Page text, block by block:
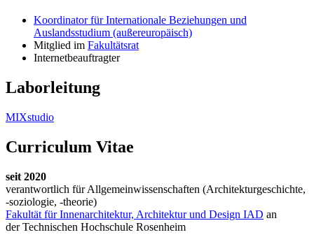
Koordinator für Internationale Beziehungen und
Auslandsstudium (außereuropäisch)
Mitglied im Fakultätsrat
Internetbeauftragter
Laborleitung
MIXstudio
Curriculum Vitae
seit 2020
verantwortlich für Allgemeinwissenschaften (Architekturgeschichte,
-soziologie, -theorie)
Fakultät für Innenarchitektur, Architektur und Design IAD an
der Technischen Hochschule Rosenheim